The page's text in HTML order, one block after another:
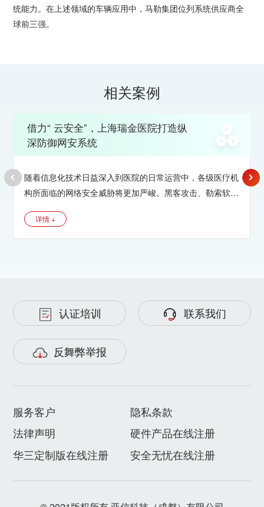
统能力。在上述领域的车辆应用中，马勒集团位列系统供应商全
球前三强。
相关案例
借力“ 云安全”，上海瑞金医院打造纵
深防御网安系统
随着信息化技术日益深入到医院的日常运营中，各级医疗机
构所面临的网络安全威胁将更加严峻。黑客攻击、勒索软
成为各级医院亟待解决的难题。
详情 +
认证培训 联系我们
反舞弊举报
服务客户
隐私条款
法律声明
硬件产品在线注册
华三定制版在线注册
安全无忧在线注册